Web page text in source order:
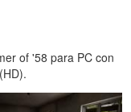
of '58 para PC con